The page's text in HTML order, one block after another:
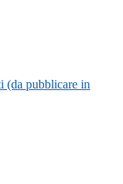
(da pubblicare in